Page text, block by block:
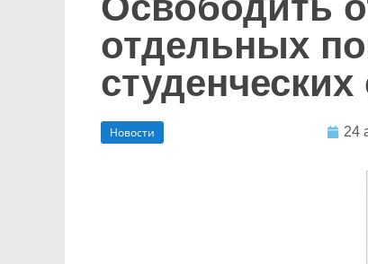
отдельных
Новости 24